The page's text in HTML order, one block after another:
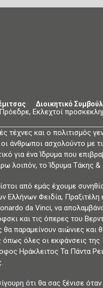
Διοικητικό
Εκλεχτοί
τέχνες και ο πολιτισμός
άνθρωποι ασχολούντο με
για ένα Ίδρυμα που
λοιπόν, το Ίδρυμα Τάκης
από εμάς έχουμε
Ελλήνων Φειδία,
da Vinci, να
και τις όπερες του
θα παραμείνουν αιώνιες και
όπως όλες οι εκφάνσεις
Ηράκλειτος Τα Πάντα
ότι θα σας ξένισε